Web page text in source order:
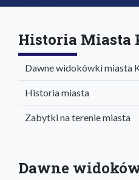
Historia Miasta
Dawne widokówki miasta
Historia miasta
Zabytki na terenie miasta
Dawne